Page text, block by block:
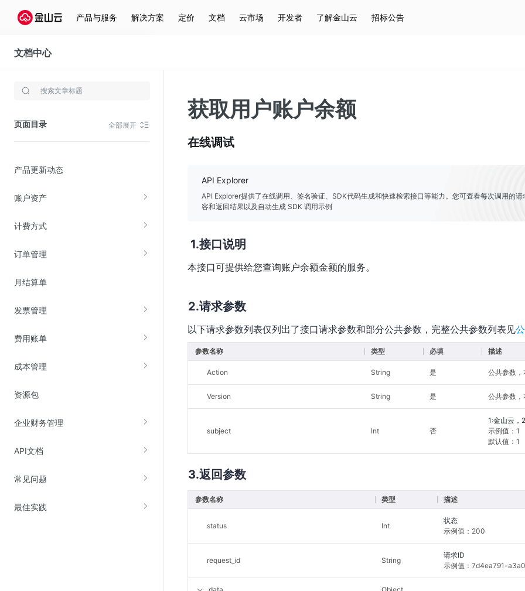
产品与服务 解决方案 定价 文档 云市场 开发者 了解金山云 招标公告
文档中心
费用中心
页面目录 全部展开
产品更新动态
账户资产
计费方式
订单管理
月结算单
发票管理
费用账单
成本管理
资源包
企业财务管理
API文档
常见问题
最佳实践
存储与云分发
云硬盘(EBS)
在线迁移服务
视频云服务
云直播(KLS)
边缘节点计算
金山云云防火墙
云堡垒机
主机安全
获取用户账户余额
在线调试
API Explorer
API Explorer提供了在线调用、签名验证、SDK代码生成和快速检索接口等能力。您可査看每次调用的请
容和返回结果以及自动生成 SDK 调用示例
接口说明
本接口可提供给您查询账户余额金额的服务。
请求参数
以下请求参数列表仅列出了接口请求参数和部分公共参数，完整公共参数列表见
参数名称 类型 必填 描述
Action String 是 公共参数
Version String 是 公共参数
subject Int 否
1:金山云，
示例值：1
默认值：1
返回参数
参数名称 类型 描述
status Int
状态
示例值：200
request_id String
请求ID
示例值：7d4ea791-